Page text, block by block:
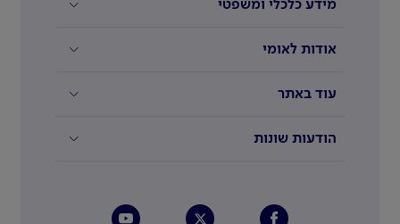
מידע כלכלי ומשפטי
אודות לאומי
עוד באתר
הודעות שונות